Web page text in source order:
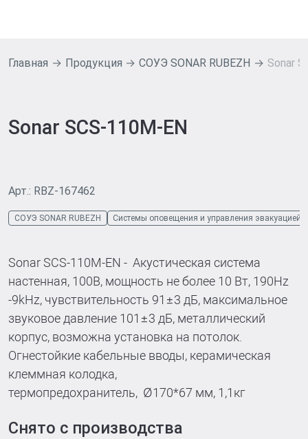
Главная Продукция СОУЭ SONAR RUBEZH Sonar
Sonar SCS-110M-EN
Арт.: RBZ-167462
СОУЭ SONAR RUBEZH Системы оповещения и управления эвакуацией
Sonar SCS-110M-EN - Акустическая система
настенная, 100В, мощность не более 10 Вт, 190Hz
-9kНz, чувствительность 91±3 дБ, максимальное
звуковое давление 101±3 дБ, металлический
корпус, возможна установка на потолок.
Огнестойкие кабельные вводы, керамическая
клеммная колодка,
термопредохранитель, Ø170*67 мм, 1,1кг
Снято с производства